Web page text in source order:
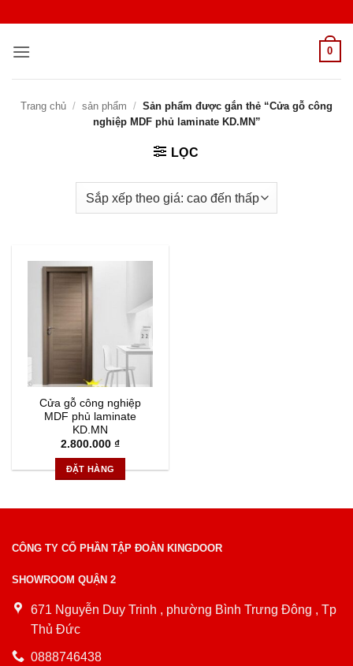
nội
0
Trang chủ / sản phẩm / Sản phẩm được gắn thẻ “Cửa gỗ công
nghiệp MDF phủ laminate KD.MN”
LỌC
Cửa gỗ công nghiệp
MDF phủ laminate
KD.MN
2.800.000 ₫
ĐẶT HÀNG
CÔNG TY CỔ PHẦN TẬP ĐOÀN KINGDOOR
SHOWROOM QUẬN 2
671 Nguyễn Duy Trinh , phường Bình Trưng Đông , Tp
Thủ Đức
0888746438